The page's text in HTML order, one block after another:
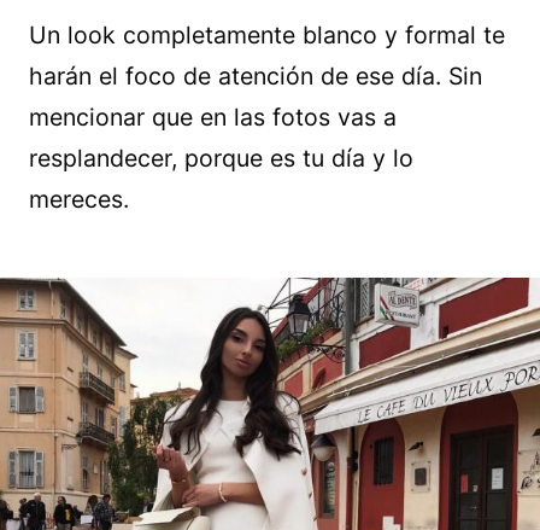
Un look completamente blanco y formal te
harán el foco de atención de ese día. Sin
mencionar que en las fotos vas a
resplandecer, porque es tu día y lo
mereces.